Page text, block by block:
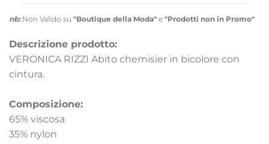
nb:Non Valido su "Boutique della Moda" e "Prodotti non in Promo"
Descrizione prodotto:
VERONICA RIZZI Abito chemisier in bicolore con
cintura.
Composizione:
65% viscosa
35% nylon